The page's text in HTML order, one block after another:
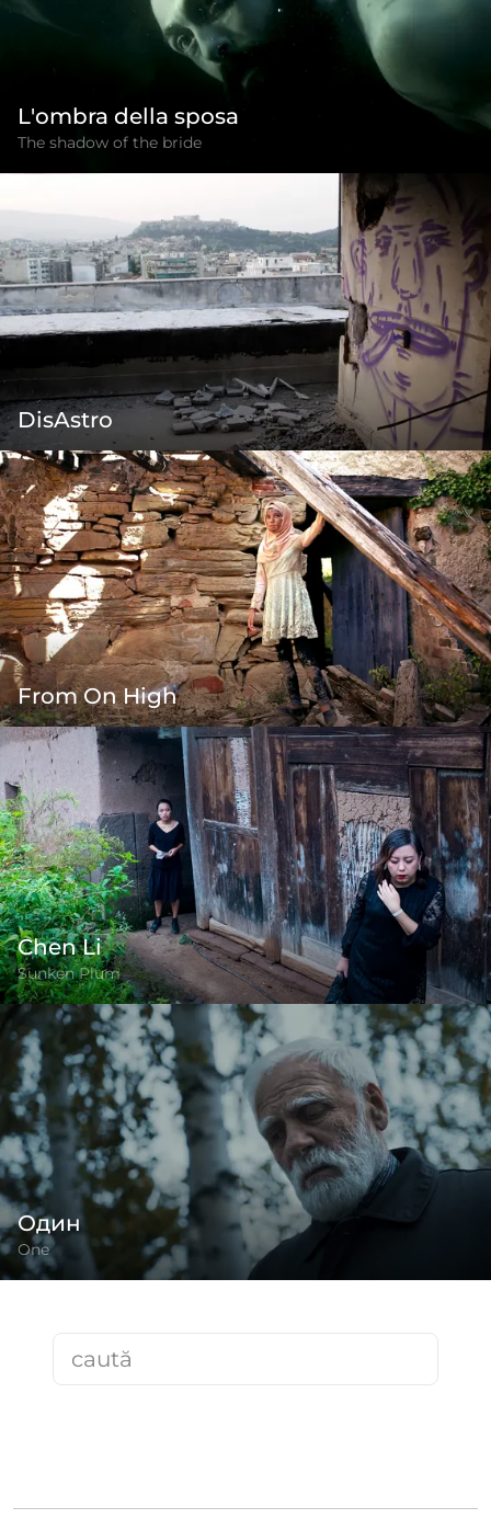
L'ombra della sposa
The shadow of the bride
DisAstro
From On High
Chen Li
Sunken Plum
Один
One